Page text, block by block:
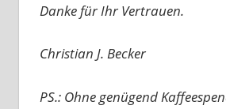
Danke für Ihr Vertrauen.
Christian J. Becker
PS.: Ohne genügend